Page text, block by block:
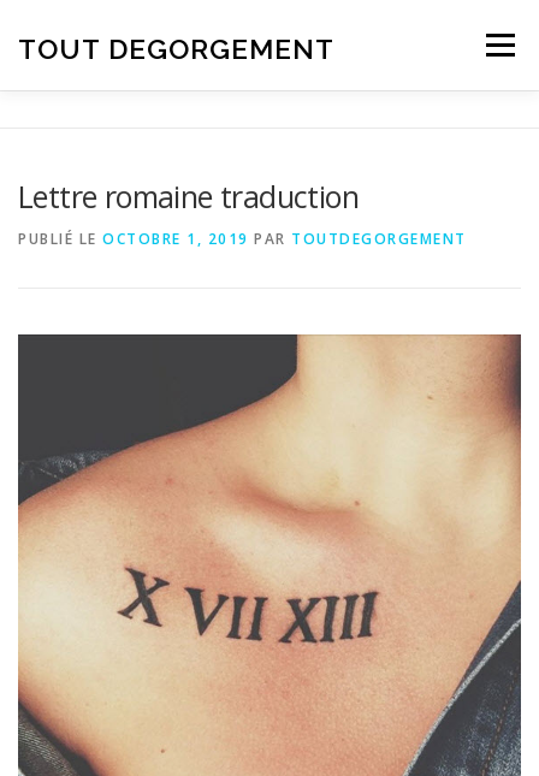
TOUT DEGORGEMENT Menu
Lettre romaine traduction
PUBLIÉ LE OCTOBRE 1, 2019 PAR TOUTDEGORGEMENT